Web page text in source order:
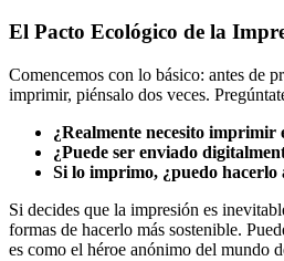
El Pacto Ecológico de la
Comencemos con lo básico: antes de
imprimir, piénsalo dos veces.
¿Realmente necesito imprimir
¿Puede ser enviado
Si lo imprimo, ¿puedo hacerlo
Si decides que la impresión es
formas de hacerlo más sostenible.
es como el héroe anónimo del mundo